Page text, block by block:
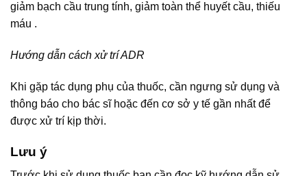
giảm bạch cầu trung tính, giảm toàn thể huyết cầu, thiếu
máu .
Hướng dẫn cách xử trí ADR
Khi gặp tác dụng phụ của thuốc, cần ngưng sử dụng và
thông báo cho bác sĩ hoặc đến cơ sở y tế gần nhất để
được xử trí kịp thời.
Lưu ý